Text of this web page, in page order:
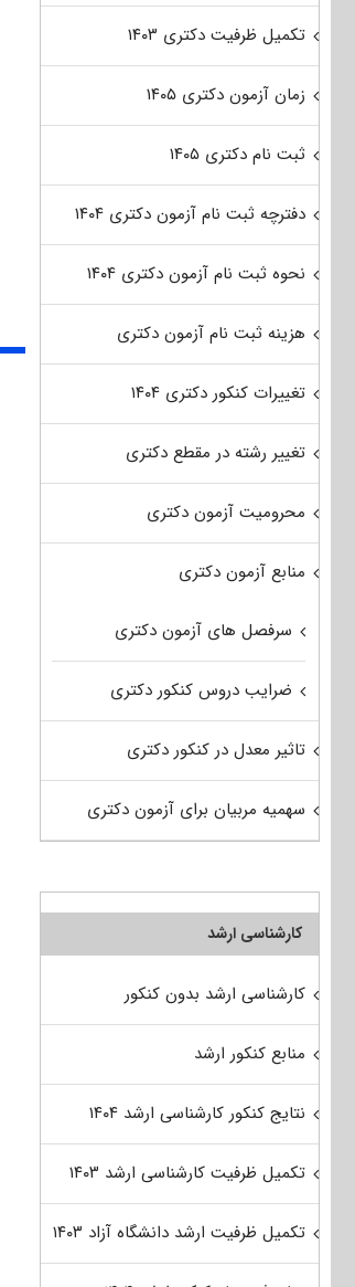
تکمیل ظرفیت دکتری ۱۴۰۳
زمان آزمون دکتری ۱۴۰۵
ثبت نام دکتری ۱۴۰۵
دفترچه ثبت نام آزمون دکتری ۱۴۰۴
نحوه ثبت نام آزمون دکتری ۱۴۰۴
هزینه ثبت نام آزمون دکتری
تغییرات کنکور دکتری ۱۴۰۴
تغییر رشته در مقطع دکتری
محرومیت آزمون دکتری
منابع آزمون دکتری
سرفصل های آزمون دکتری
ضرایب دروس کنکور دکتری
تاثیر معدل در کنکور دکتری
سهمیه مربیان برای آزمون دکتری
کارشناسی ارشد
کارشناسی ارشد بدون کنکور
منابع کنکور ارشد
نتایج کنکور کارشناسی ارشد ۱۴۰۴
تکمیل ظرفیت کارشناسی ارشد ۱۴۰۳
تکمیل ظرفیت ارشد دانشگاه آزاد ۱۴۰۳